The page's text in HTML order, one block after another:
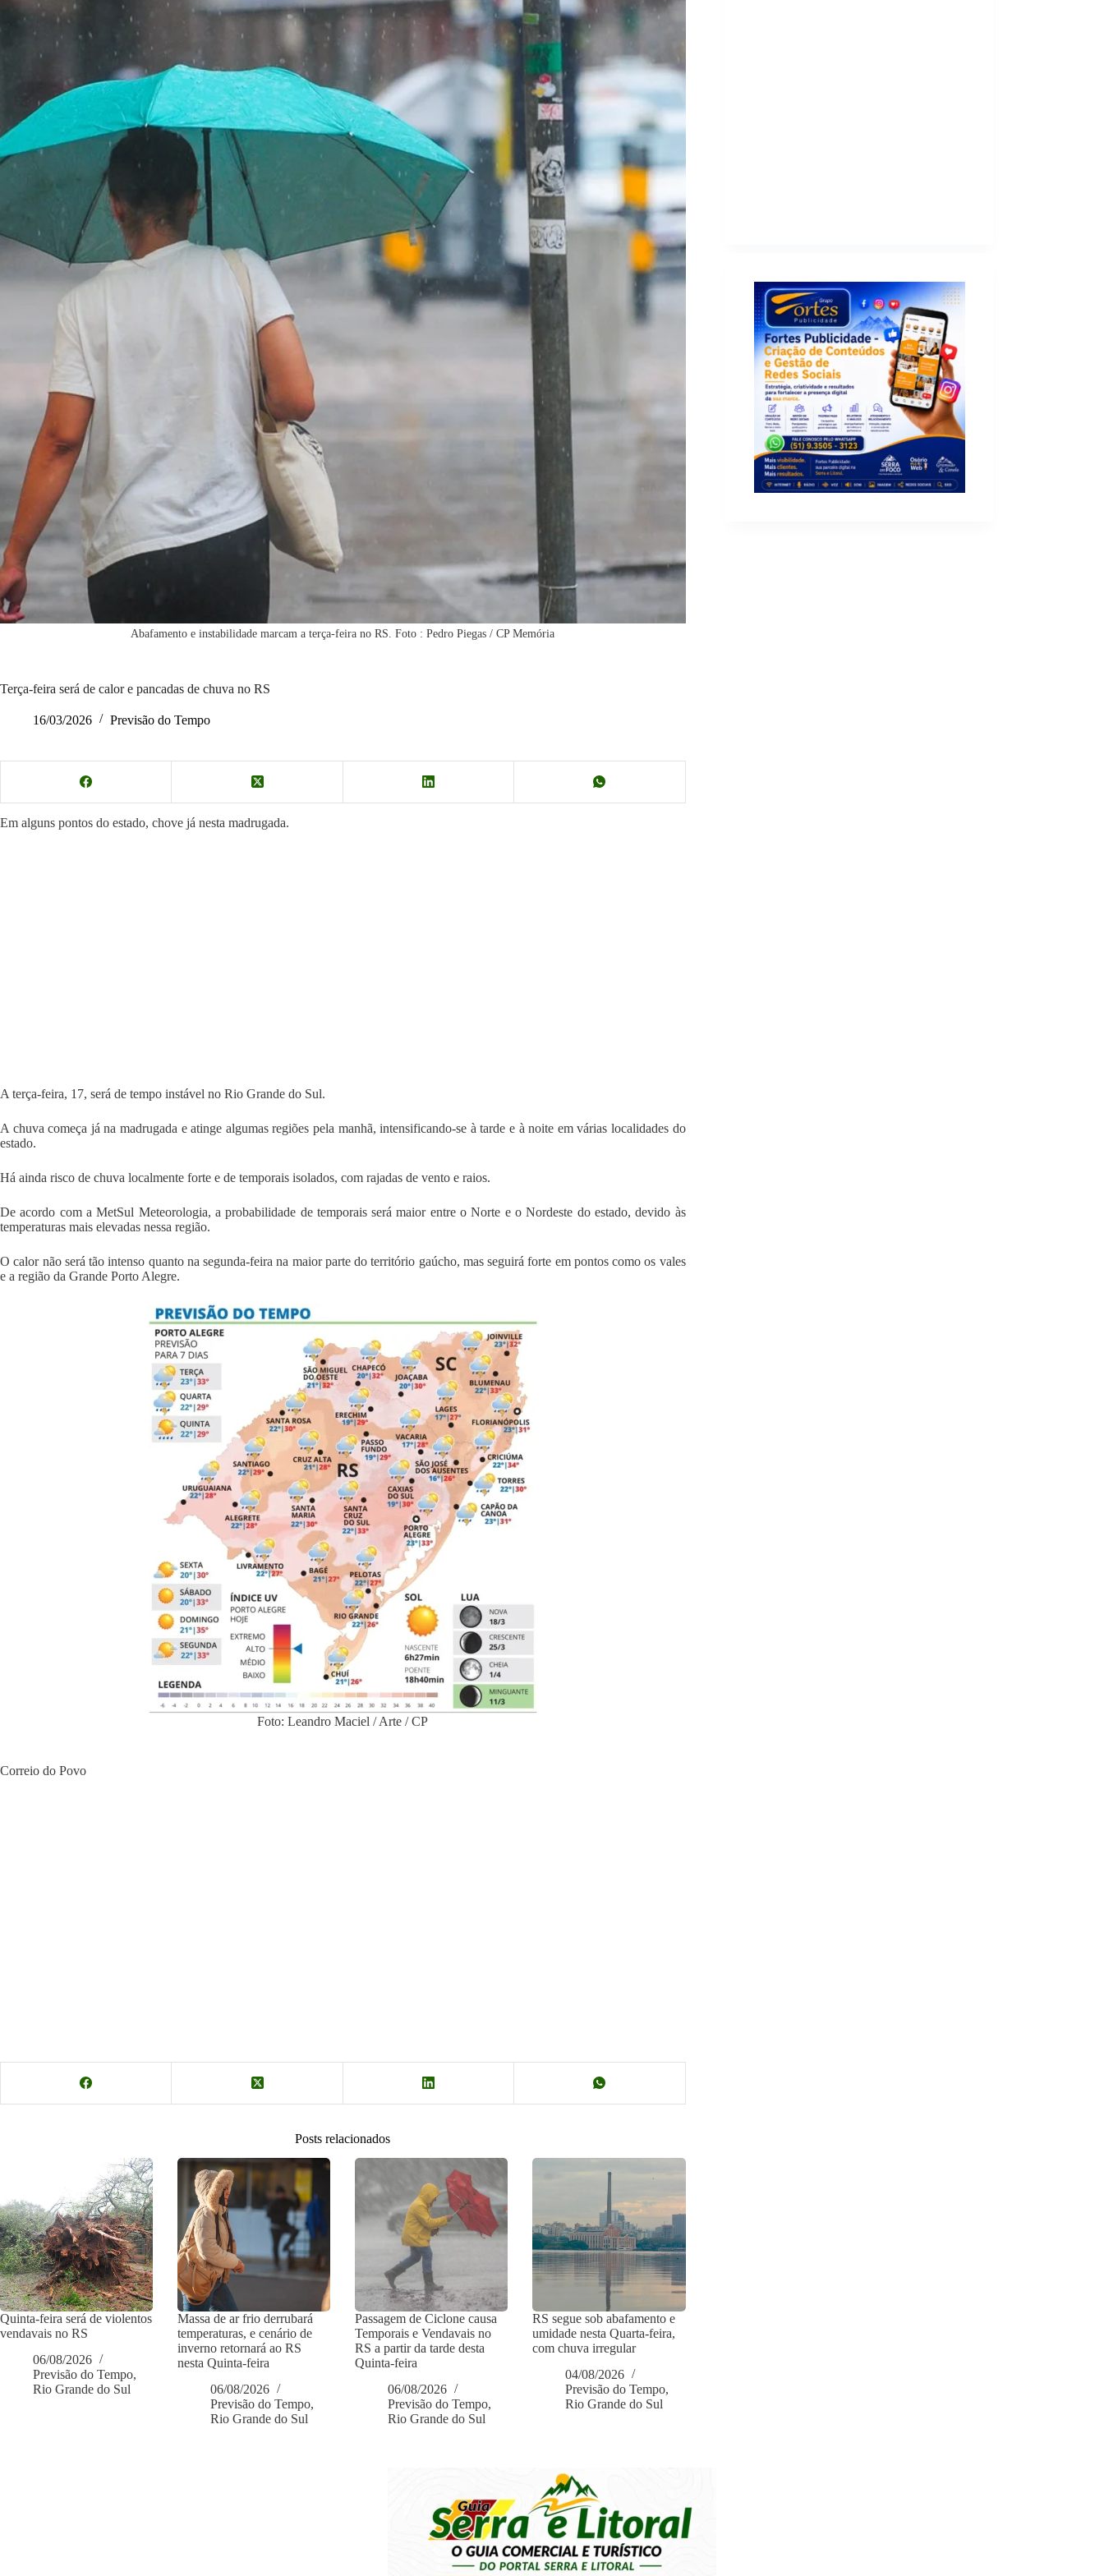
Abafamento e instabilidade marcam a terça-feira no RS. Foto : Pedro Piegas / CP Memória
Terça-feira será de calor e pancadas de chuva no RS
16/03/2026 Previsão do Tempo
Em alguns pontos do estado, chove já nesta madrugada.
A terça-feira, 17, será de tempo instável no Rio Grande do Sul.
A chuva começa já na madrugada e atinge algumas regiões pela manhã, intensificando-se à tarde e à noite em várias localidades do
estado.
Há ainda risco de chuva localmente forte e de temporais isolados, com rajadas de vento e raios.
De acordo com a MetSul Meteorologia, a probabilidade de temporais será maior entre o Norte e o Nordeste do estado, devido às
temperaturas mais elevadas nessa região.
O calor não será tão intenso quanto na segunda-feira na maior parte do território gaúcho, mas seguirá forte em pontos como os vales
e a região da Grande Porto Alegre.
Foto: Leandro Maciel / Arte / CP
Correio do Povo
Posts relacionados
Quinta-feira será de violentos
vendavais no RS
06/08/2026
Previsão do Tempo,
Rio Grande do Sul
Massa de ar frio derrubará
temperaturas, e cenário de
inverno retornará ao RS
nesta Quinta-feira
06/08/2026
Previsão do Tempo,
Rio Grande do Sul
Passagem de Ciclone causa
Temporais e Vendavais no
RS a partir da tarde desta
Quinta-feira
06/08/2026
Previsão do Tempo,
Rio Grande do Sul
RS segue sob abafamento e
umidade nesta Quarta-feira,
com chuva irregular
04/08/2026
Previsão do Tempo,
Rio Grande do Sul